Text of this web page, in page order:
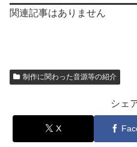
関連記事はありません
制作に関わった音源等の紹介
シェ
X